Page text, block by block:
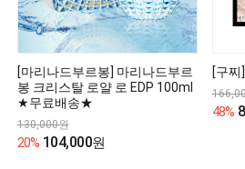
[마리나드부르봉] 마리나드부르
봉 크리스탈 로얄 로 EDP 100ml
★무료배송★
130,000원
20% 104,000원
[구찌
48%